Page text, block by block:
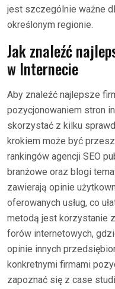
jest szczególnie ważne
określonym regionie.
Jak znaleźć
w Internecie
Aby znaleźć najlepsze
pozycjonowaniem stron
skorzystać z kilku
krokiem może być
rankingów agencji SEO
branżowe oraz blogi
zawierają opinie
oferowanych usług, co
metodą jest korzystanie
forów internetowych,
opinie innych
konkretnymi firmami
zapoznać się z case